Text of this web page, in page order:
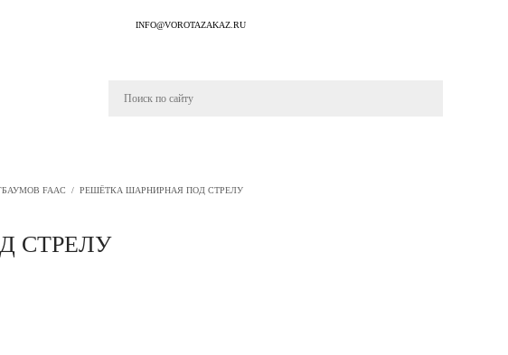
INFO@VOROTAZAKAZ.RU
FAAC / РЕШЁТКА ШАРНИРНАЯ ПОД СТРЕЛУ
СТРЕЛУ